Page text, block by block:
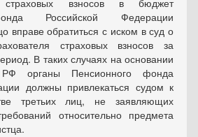
взносов в бюджет
Российской Федерации
вправе обратиться с иском в суд о
страховых взносов за
В таких случаях на основании
органы Пенсионного фонда
должны привлекаться судом к
третьих лиц, не заявляющих
относительно предмета